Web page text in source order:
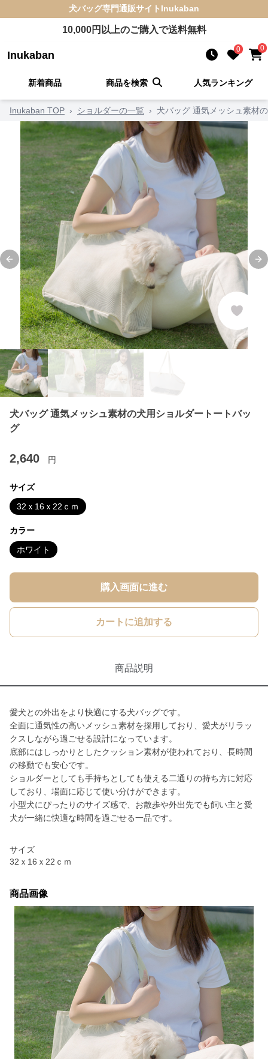
犬バッグ専門通販サイト Inukaban
10,000円以上のご購入で送料無料
Inukaban 0 0
新着商品 商品を検索 人気ランキング
Inukaban TOP › ショルダーの一覧 › 犬バッグ 通気メッシュ素材
Previous slide
犬バッグ 通気メッシュ素材の犬用ショルダートートバッ
グ
2,640 円
サイズ
32ｘ16ｘ22ｃｍ
カラー
ホワイト
購入画面に進む
カートに追加する
商品説明
愛犬との外出をより快適にする犬バッグです。
全面に通気性の高いメッシュ素材を採用しており、愛犬がリラッ
クスしながら過ごせる設計になっています。
底部にはしっかりとしたクッション素材が使われており、長時間
の移動でも安心です。
ショルダーとしても手持ちとしても使える二通りの持ち方に対応
しており、場面に応じて使い分けができます。
小型犬にぴったりのサイズ感で、お散歩や外出先でも飼い主と愛
犬が一緒に快適な時間を過ごせる一品です。
サイズ
32ｘ16ｘ22ｃｍ
商品画像